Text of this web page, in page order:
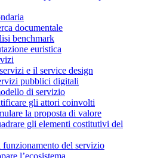
documentale
benchmark
euristica
e il service design
pubblici digitali
di servizio
gli attori coinvolti
la proposta di valore
gli elementi costitutivi del
del servizio
l’ecosistema